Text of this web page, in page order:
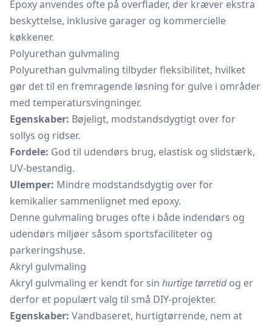
Epoxy anvendes ofte på overflader, der kræver ekstra
beskyttelse, inklusive garager og kommercielle
køkkener.
Polyurethan gulvmaling
Polyurethan gulvmaling tilbyder fleksibilitet, hvilket
gør det til en fremragende løsning for gulve i områder
med temperatursvingninger.
Egenskaber: Bøjeligt, modstandsdygtigt over for
sollys og ridser.
Fordele: God til udendørs brug, elastisk og slidstærk,
UV-bestandig.
Ulemper: Mindre modstandsdygtig over for
kemikalier sammenlignet med epoxy.
Denne gulvmaling bruges ofte i både indendørs og
udendørs miljøer såsom sportsfaciliteter og
parkeringshuse.
Akryl gulvmaling
Akryl gulvmaling er kendt for sin hurtige tørretidog er
derfor et populært valg til små DIY-projekter.
Egenskaber: Vandbaseret, hurtigtørrende, nem at